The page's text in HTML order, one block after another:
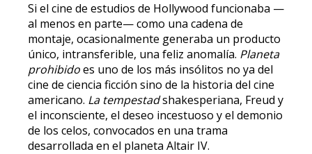
Si el cine de estudios de Hollywood funcionaba —
al menos en parte— como una cadena de
montaje, ocasionalmente generaba un producto
único, intransferible, una feliz anomalía. Planeta
prohibidoes uno de los más insólitos no ya del
cine de ciencia ficción sino de la historia del cine
americano. La tempestadshakesperiana, Freud y
el inconsciente, el deseo incestuoso y el demonio
de los celos, convocados en una trama
desarrollada en el planeta Altair IV.